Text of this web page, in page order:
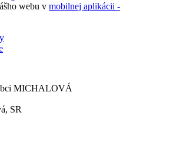
webu v mobilnej aplikácii -
MICHALOVÁ
SR